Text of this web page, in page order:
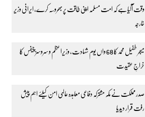
وقت آگیا ہے کہ امت مسلمہ اپنی طاقت پر بھروسہ کرے، ایرانی وزیر
خارجہ
میجر طفیل محمد کا 68 واں یوم شہادت، وزیراعظم و سروسز چیفس کا
خراجِ عقیدت
صدر مملکت نے مکہ مشترکہ دفاعی معاہدہ عالمی امن کیلئے اہم پیش
رفت قرار دیدیا